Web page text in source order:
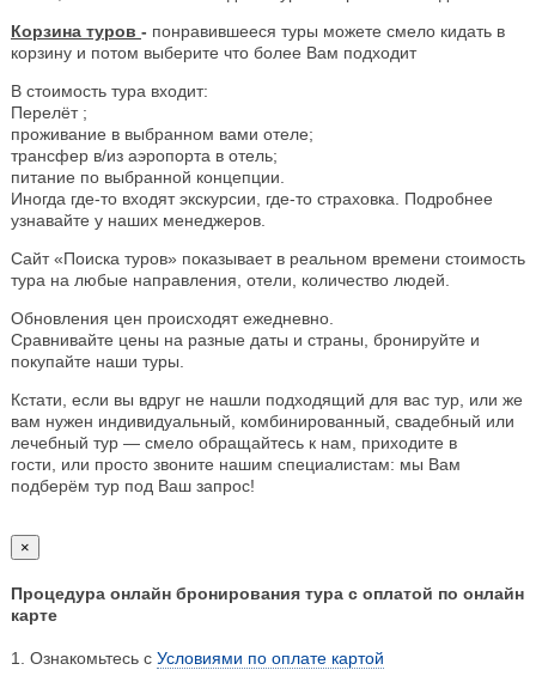
Корзина туров - понравившееся туры можете смело кидать в
корзину и потом выберите что более Вам подходит
В стоимость тура входит:
Перелёт ;
проживание в выбранном вами отеле;
трансфер в/из аэропорта в отель;
питание по выбранной концепции.
Иногда где-то входят экскурсии, где-то страховка. Подробнее
узнавайте у наших менеджеров.
Сайт «Поиска туров» показывает в реальном времени стоимость
тура на любые направления, отели, количество людей.
Обновления цен происходят ежедневно.
Сравнивайте цены на разные даты и страны, бронируйте и
покупайте наши туры.
Кстати, если вы вдруг не нашли подходящий для вас тур, или же
вам нужен индивидуальный, комбинированный, свадебный или
лечебный тур — смело обращайтесь к нам, приходите в
гости, или просто звоните нашим специалистам: мы Вам
подберём тур под Ваш запрос!
×
Процедура онлайн бронирования тура с оплатой по онлайн
карте
1. Ознакомьтесь с Условиями по оплате картой